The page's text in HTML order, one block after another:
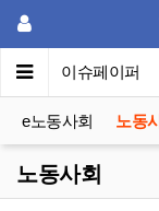
포럼 이슈페이퍼
e노동사회 노동
노동사회